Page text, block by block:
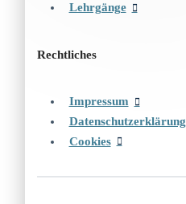
Lehrgänge
Rechtliches
Impressum
Datenschutzerklärung
Cookies